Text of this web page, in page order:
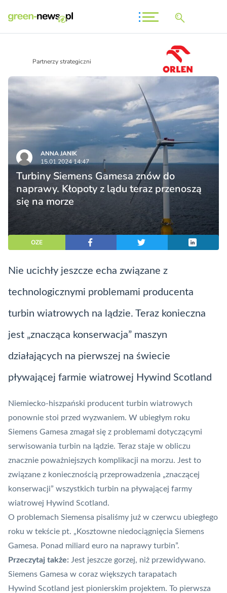
Partnerzy strategiczni
ANNA JANIK
15.01.2024 14:47
Turbiny Siemens Gamesa znów do
naprawy. Kłopoty z lądu teraz przenoszą
się na morze
OZE
Nie ucichły jeszcze echa związane z
technologicznymi problemami producenta
turbin wiatrowych na lądzie. Teraz konieczna
jest „znacząca konserwacja” maszyn
działających na pierwszej na świecie
pływającej farmie wiatrowej Hywind Scotland
Niemiecko-hiszpański producent turbin wiatrowych
ponownie stoi przed wyzwaniem. W ubiegłym roku
Siemens Gamesa zmagał się z problemami dotyczącymi
serwisowania turbin na lądzie. Teraz staje w obliczu
znacznie poważniejszych komplikacji na morzu. Jest to
związane z koniecznością przeprowadzenia „znaczącej
konserwacji” wszystkich turbin na pływającej farmy
wiatrowej Hywind Scotland.
O problemach Siemensa pisaliśmy już w czerwcu ubiegłego
roku w tekście pt. „Kosztowne niedociągnięcia Siemens
Gamesa. Ponad miliard euro na naprawy turbin”.
Przeczytaj także: Jest jeszcze gorzej, niż przewidywano.
Siemens Gamesa w coraz większych tarapatach
Hywind Scotland jest pionierskim projektem. To pierwsza